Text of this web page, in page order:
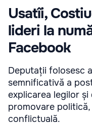
Usatîi,
lideri la
Facebook
Deputații folosesc
semnificativă a
explicarea legilor și
promovare
conflictuală.